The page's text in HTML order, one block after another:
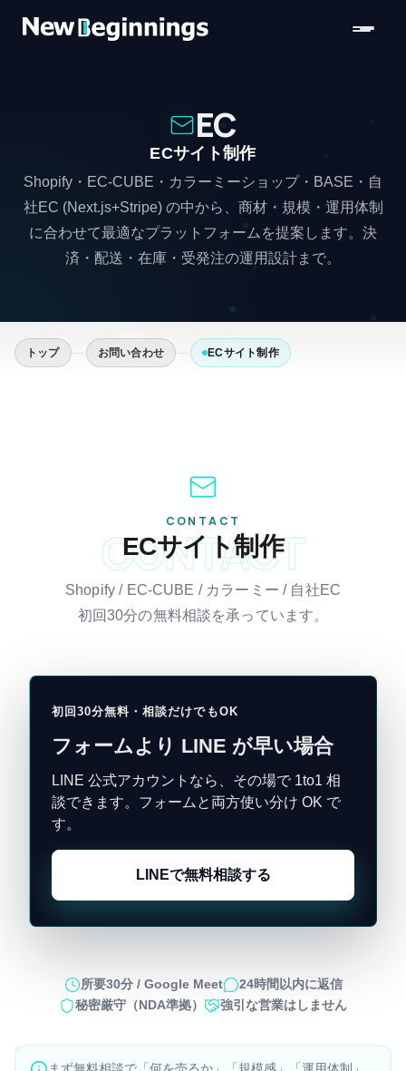
EC
ECサイト制作
Shopify・EC-CUBE・カラーミーショップ・BASE・自
社EC (Next.js+Stripe) の中から、商材・規模・運用体制
に合わせて最適なプラットフォームを提案します。決
済・配送・在庫・受発注の運用設計まで。
トップ お問い合わせ ECサイト制作
CONTACT
CONTACT
ECサイト制作
Shopify / EC-CUBE / カラーミー / 自社EC
初回30分の無料相談を承っています。
初回30分無料・相談だけでもOK
フォームより LINE が早い場合
LINE 公式アカウントなら、その場で 1to1 相
談できます。フォームと両方使い分け OK で
す。
LINEで無料相談する
所要30分 / Google Meet
24時間以内に返信
秘密厳守（NDA準拠）
強引な営業はしません